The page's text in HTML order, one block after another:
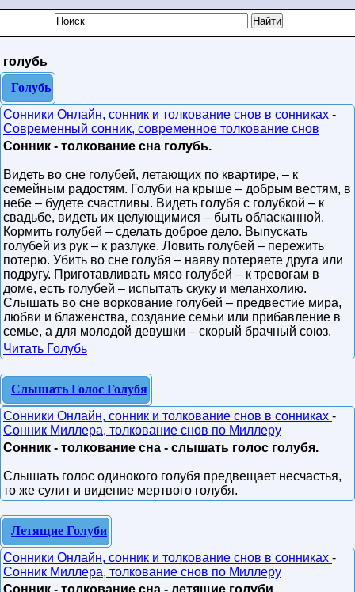
голубь
Голубь
Сонники Онлайн, сонник и толкование снов в сонниках -
Современный сонник, современное толкование снов
Сонник - толкование сна голубь.
Видеть во сне голубей, летающих по квартире, – к
семейным радостям. Голуби на крыше – добрым вестям, в
небе – будете счастливы. Видеть голубя с голубкой – к
свадьбе, видеть их целующимися – быть обласканной.
Кормить голубей – сделать доброе дело. Выпускать
голубей из рук – к разлуке. Ловить голубей – пережить
потерю. Убить во сне голубя – наяву потеряете друга или
подругу. Приготавливать мясо голубей – к тревогам в
доме, есть голубей – испытать скуку и меланхолию.
Слышать во сне воркование голубей – предвестие мира,
любви и блаженства, создание семьи или прибавление в
семье, а для молодой девушки – скорый брачный союз.
Читать Голубь
Слышать Голос Голубя
Сонники Онлайн, сонник и толкование снов в сонниках -
Сонник Миллера, толкование снов по Миллеру
Сонник - толкование сна - слышать голос голубя.
Слышать голос одинокого голубя предвещает несчастья,
то же сулит и видение мертвого голубя.
Летящие Голуби
Сонники Онлайн, сонник и толкование снов в сонниках -
Сонник Миллера, толкование снов по Миллеру
Сонник - толкование сна - летящие голуби.